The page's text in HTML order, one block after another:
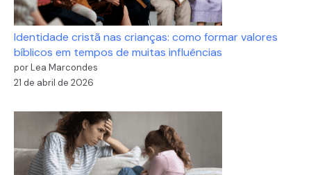
Identidade cristã nas crianças: como formar valores
bíblicos em tempos de muitas influências
por Lea Marcondes
21 de abril de 2026